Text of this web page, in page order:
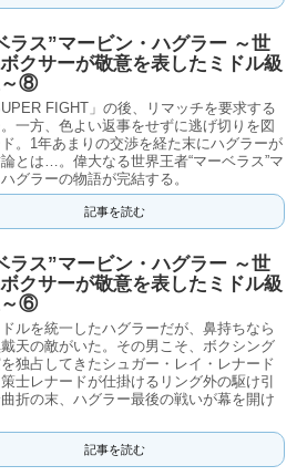
ラス”マービン・ハグラー ～世
クサーが敬意を表したミドル級
～⑧
FIGHT」の後、リマッチを要求する
一方、色よい返事をせずに逃げ切りを図
。1年あまりの交渉を経た末にハグラーが
とは…。偉大なる世界王者“マーベラス”マ
グラーの物語が完結する。
記事を読む
ラス”マービン・ハグラー ～世
クサーが敬意を表したミドル級
～⑥
ルを統一したハグラーだが、鼻持ちなら
天の敵がいた。その男こそ、ボクシング
独占してきたシュガー・レイ・レナード
士レナードが仕掛けるリング外の駆け引
折の末、ハグラー最後の戦いが幕を開け
記事を読む